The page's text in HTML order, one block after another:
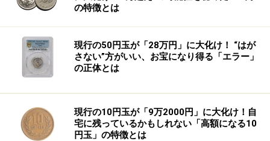
の特徴とは
現行の50円玉が「28万円」に大化け！ “はが
さない”方がいい、お宝になり得る「エラー」
の正体とは
現行の10円玉が「9万2000円」に大化け！自
宅に残っているかもしれない「高額になる10
円玉」の特徴とは